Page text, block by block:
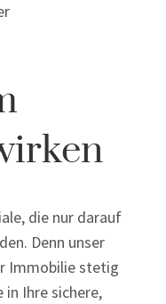
die nur darauf
Denn unser
Immobilie stetig
Ihre sichere,